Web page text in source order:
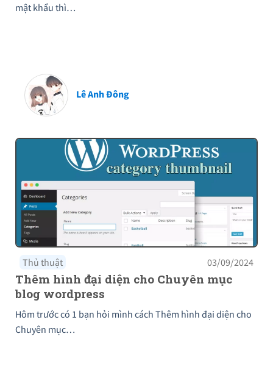
mật khẩu thì…
Lê Anh Đông
Thủ thuật 03/09/2024
Thêm hình đại diện cho Chuyên mục
blog wordpress
Hôm trước có 1 bạn hỏi mình cách Thêm hình đại diện cho
Chuyên mục…